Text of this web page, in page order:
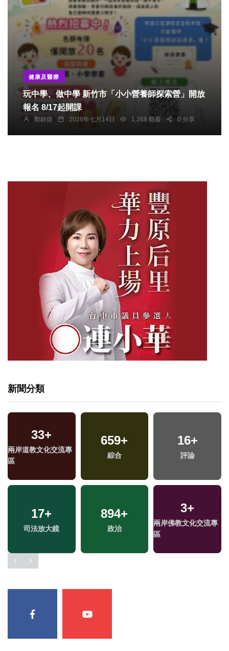
健康及醫療
玩中學、做中學 新竹市「小小營養師探索營」開放
報名 8/17起開課
鄭銘德 2026年七月14日 1,268 觀看 0 分享
新聞分類
33+
兩岸道教文化交流專
區
659+
綜合
16+
評論
17+
司法放大鏡
894+
政治
3+
兩岸佛教文化交流專
區